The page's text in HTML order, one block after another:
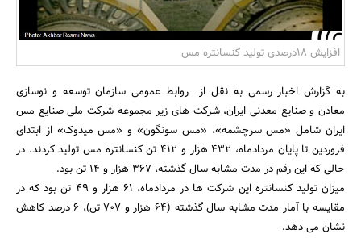
افزایش 18درصدی تولید کنسانتره مس
به گزارش اخبار رسمی به نقل از روابط عمومی سازمان توسعه و نوسازی
معادن و صنایع معدنی ایران، شرکت های زیر مجموعه شرکت ملی صنایع مس
ایران شامل «مس سرچشمه»، «مس سونگون» و «مس میدوک» از ابتدای
فروردین تا پایان مردادماه، 432 هزار و 412 تن کنسانتره مس تولید کردند. در
حالی که این رقم در مدت مشابه سال گذشته، 367 هزار و 14 تن بود.
میزان تولید کنسانتره این شرکت ها در مردادماه، 61 هزار و 49 تن بود که در
مقایسه با آمار مدت مشابه سال گذشته (64 هزار و 707 تن)، 6 درصد کاهش
نشان می دهد.